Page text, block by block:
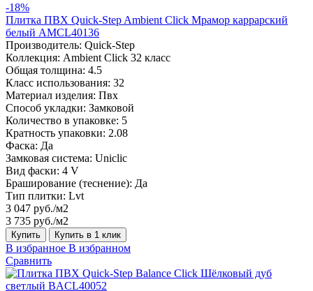
-18%
Плитка ПВХ Quick-Step Ambient Click Мрамор каррарский
белый AMCL40136
Производитель: Quick-Step
Коллекция: Ambient Click 32 класс
Общая толщина: 4.5
Класс использования: 32
Материал изделия: Пвх
Способ укладки: Замковой
Количество в упаковке: 5
Кратность упаковки: 2.08
Фаска: Да
Замковая система: Uniclic
Вид фаски: 4 V
Браширование (теснение): Да
Тип плитки: Lvt
3 047 руб./м2
3 735 руб./м2
Купить Купить в 1 клик
В избранное В избранном
Сравнить